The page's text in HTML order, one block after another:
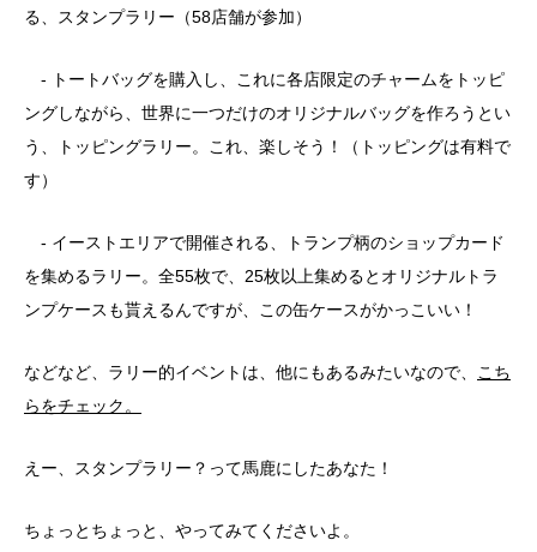
る、スタンプラリー（58店舗が参加）
- トートバッグを購入し、これに各店限定のチャームをトッピ
ングしながら、世界に一つだけのオリジナルバッグを作ろうとい
う、トッピングラリー。これ、楽しそう！（トッピングは有料で
す）
- イーストエリアで開催される、トランプ柄のショップカード
を集めるラリー。全55枚で、25枚以上集めるとオリジナルトラ
ンプケースも貰えるんですが、この缶ケースがかっこいい！
などなど、ラリー的イベントは、他にもあるみたいなので、
こち
らをチェック。
えー、スタンプラリー？って馬鹿にしたあなた！
ちょっとちょっと、やってみてくださいよ。